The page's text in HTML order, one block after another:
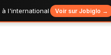
l'international Voir sur Jobiglo →